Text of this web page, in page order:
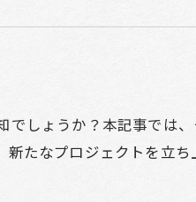
しょうか？本記事では
たなプロジェクトを立ち